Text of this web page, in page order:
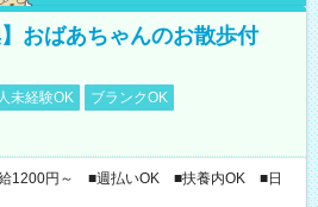
おばあちゃんのお散歩付
未経験OK
ブランクOK
給1200円～ ■週払いOK ■扶養内OK ■日